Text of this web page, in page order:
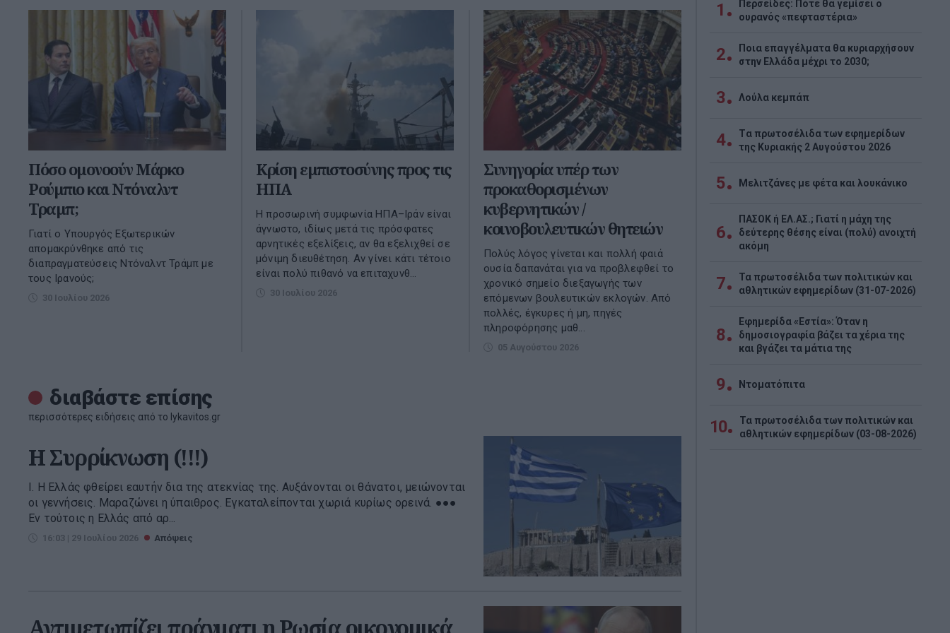
Πόσο ομονοούν Μάρκο
Ρούμπιο και Ντόναλντ
Τραμπ;
Γιατί ο Υπουργός Εξωτερικών
απομακρύνθηκε από τις
διαπραγματεύσεις Ντόναλντ Τράμπ με
τους Ιρανούς;
30 Ιουλίου 2026
Κρίση εμπιστοσύνης προς τις
ΗΠΑ
Η προσωρινή συμφωνία ΗΠΑ–Ιράν είναι
άγνωστο, ιδίως μετά τις πρόσφατες
αρνητικές εξελίξεις, αν θα εξελιχθεί σε
μόνιμη διευθέτηση. Αν γίνει κάτι τέτοιο
είναι πολύ πιθανό να επιταχυνθ...
30 Ιουλίου 2026
Συνηγορία υπέρ των
προκαθορισμένων
κυβερνητικών /
κοινοβουλευτικών θητειών
Πολύς λόγος γίνεται και πολλή φαιά
ουσία δαπανάται για να προβλεφθεί το
χρονικό σημείο διεξαγωγής των
επόμενων βουλευτικών εκλογών. Από
πολλές, έγκυρες ή μη, πηγές
πληροφόρησης μαθ...
05 Αυγούστου 2026
διαβάστε επίσης
περισσότερες ειδήσεις από το lykavitos.gr
Η Συρρίκνωση (!!!)
Ι. Η Ελλάς φθείρει εαυτήν δια της ατεκνίας της. Αυξάνονται οι θάνατοι, μειώνονται
οι γεννήσεις. Μαραζώνει η ύπαιθρος. Εγκαταλείπονται χωριά κυρίως ορεινά. ●●●
Εν τούτοις η Ελλάς από αρ...
16:03 | 29 Ιουλίου 2026 Απόψεις
1
Περσείδες: Πότε θα γεμίσει ο
ουρανός «πεφταστέρια»
2
Ποια επαγγέλματα θα κυριαρχήσουν
στην Ελλάδα μέχρι το 2030;
3 Λούλα κεμπάπ
4
Tα πρωτοσέλιδα των εφημερίδων
της Κυριακής 2 Αυγούστου 2026
5 Μελιτζάνες με φέτα και λουκάνικο
6
ΠΑΣΟΚ ή ΕΛ.ΑΣ.; Γιατί η μάχη της
δεύτερης θέσης είναι (πολύ) ανοιχτή
ακόμη
7
Τα πρωτοσέλιδα των πολιτικών και
αθλητικών εφημερίδων (31-07-2026)
8
Εφημερίδα «Εστία»: Όταν η
δημοσιογραφία βάζει τα χέρια της
και βγάζει τα μάτια της
9 Ντοματόπιτα
10
Τα πρωτοσέλιδα των πολιτικών και
αθλητικών εφημερίδων (03-08-2026)